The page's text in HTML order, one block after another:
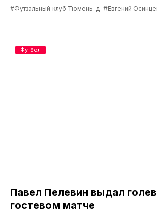
#Футзальный клуб Тюмень-д #Евгений
Павел Пелевин выдал
гостевом матче
Футбол